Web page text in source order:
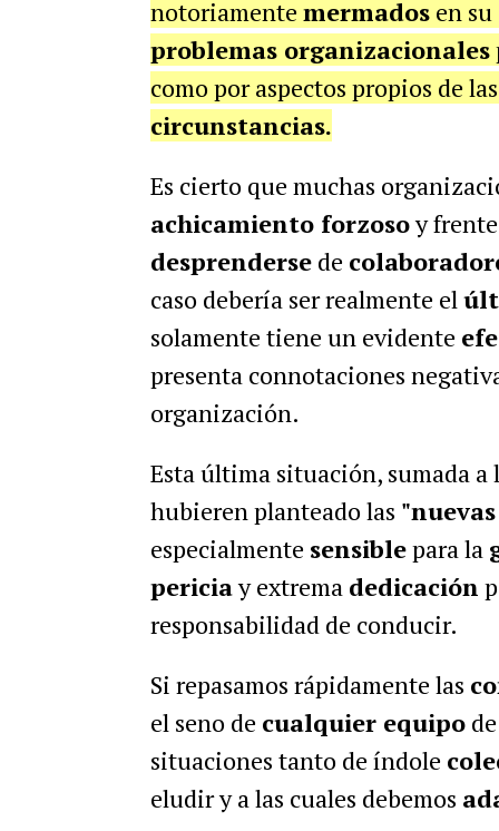
notoriamente mermadosen su
problemas organizacionales
como por aspectos propios de
circunstancias.
Es cierto que muchas
achicamiento forzosoy frente
desprendersede
caso debería ser realmente el
solamente tiene un evidente
presenta connotaciones
organización.
Esta última situación, sumada a
hubieren planteado las
especialmente sensiblepara la
periciay extrema dedicación
responsabilidad de conducir.
Si repasamos rápidamente las
el seno de cualquier equipo
situaciones tanto de índole
eludir y a las cuales debemos